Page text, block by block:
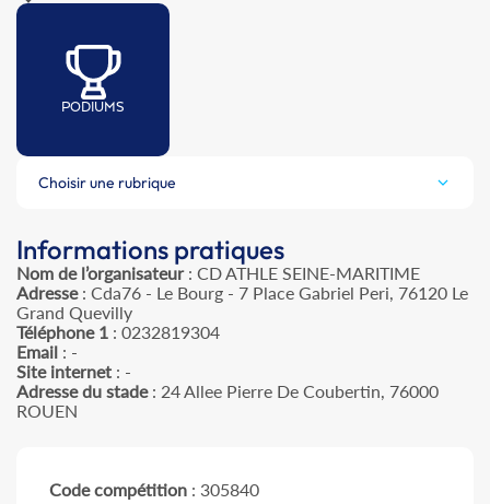
PODIUMS
Choisir une rubrique
Informations pratiques
Nom de l’organisateur: CD ATHLE SEINE-MARITIME
Adresse: Cda76 - Le Bourg - 7 Place Gabriel Peri, 76120 Le
Grand Quevilly
Téléphone 1 : 0232819304
Email : -
Site internet : -
Adresse du stade: 24 Allee Pierre De Coubertin, 76000
ROUEN
Code compétition : 305840